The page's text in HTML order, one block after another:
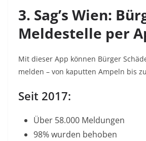
3. Sag’s Wien:
Meldestelle per
Mit dieser App können Bürger
melden – von kaputten Ampeln bis
Seit 2017:
Über 58.000 Meldungen
98% wurden behoben